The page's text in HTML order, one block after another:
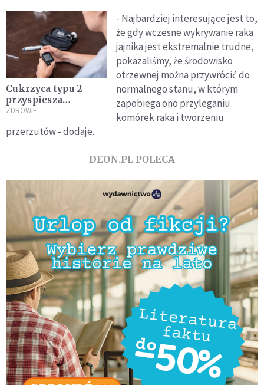
Cukrzyca typu 2
przyspiesza
starzenie mózgu i
ZDROWIE
- Najbardziej interesujące jest to,
że gdy wczesne wykrywanie raka
jajnika jest ekstremalnie trudne,
pokazaliśmy, że środowisko
otrzewnej można przywrócić do
normalnego stanu, w którym
zapobiega ono przyleganiu
komórek raka i tworzeniu
przerzutów - dodaje.
DEON.PL POLECA